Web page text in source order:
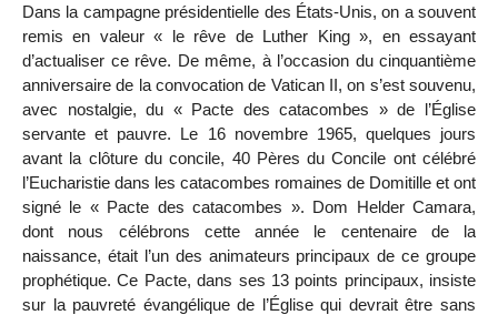
Dans la campagne présidentielle des États-Unis, on a souvent
remis en valeur « le rêve de Luther King », en essayant
d’actualiser ce rêve. De même, à l’occasion du cinquantième
anniversaire de la convocation de Vatican II, on s’est souvenu,
avec nostalgie, du « Pacte des catacombes » de l’Église
servante et pauvre. Le 16 novembre 1965, quelques jours
avant la clôture du concile, 40 Pères du Concile ont célébré
l’Eucharistie dans les catacombes romaines de Domitille et ont
signé le « Pacte des catacombes ». Dom Helder Camara,
dont nous célébrons cette année le centenaire de la
naissance, était l’un des animateurs principaux de ce groupe
prophétique. Ce Pacte, dans ses 13 points principaux, insiste
sur la pauvreté évangélique de l’Église qui devrait être sans